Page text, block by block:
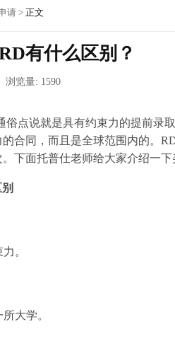
院校资讯
本科申请：
博士申请： 博士定制方案
混合申请： 菁英联申计划
留学工具： GPA计算器 留学评估
请> 正文
有什么区别？
浏览量: 1590
俗点说就是具有约束力的提前录
合同，而且是全球范围内的。
下面托普仕老师给大家介绍一下
。
大学。